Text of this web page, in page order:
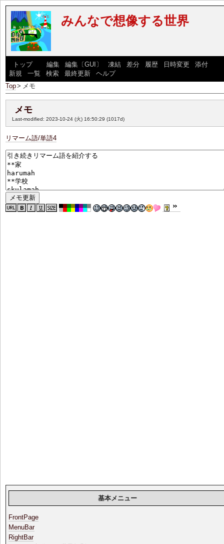
みんなで想像する世界
トップ] [ 編集| 編集〔GUI〕 凍結| 差分 履歴| 日時変更 添付] [
新規
一覧 検索| 最終更新| ヘルプ]
Top> メモ
メモ
Last-modified: 2023-10-24 (火) 16:50:29 (1017d)
リマーム語/単語4
基本メニュー
FrontPage
MenuBar
RightBar